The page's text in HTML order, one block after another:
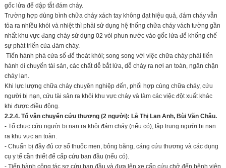
gốc lửa để dập tắt đám cháy.
Trường hợp dùng bình chữa cháy xách tay không đạt hiệu quả, đám cháy vẫn
tỏa ra nhiều khói và nhiệt thì phải sử dụng hệ thống chữa cháy vách tường gần
nhất khu vực đang cháy sử dụng 02 vòi phun nước vào gốc lửa để khống chế
sự phát triển của đám cháy.
Tiến hành phá cửa sổ để thoát khói; song song với việc chữa cháy phải tiến
hành di chuyển tài sản, các chất dễ bắt lửa, dễ cháy ra nơi an toàn, ngăn chặn
cháy lan.
Khi lực lượng chữa cháy chuyên nghiệp đến, phối hợp cùng chữa cháy, cứu
người bị nạn, cứu tài sản ra khỏi khu vực cháy và làm các việc đột xuất khác
khi được điều động.
2.2.4. Tổ vận chuyển cứu thương (2 người): Lê Thị Lan Anh, Bùi Văn Châu.
- Tổ chưc cứu người bị nạn ra khỏi đám cháy (nếu có), tập trung người bị nạn
ra khu vực an toàn.
- Chuẩn bị đầy đủ cơ số thuốc men, bông băng, cáng cứu thương và các dụng
cụ y tế cần thiết để cấp cứu ban đầu (nếu có).
- Tiến hành công tác sơ cứu ban đầu và đưa lên xe cấp cứu chở đến bệnh viện